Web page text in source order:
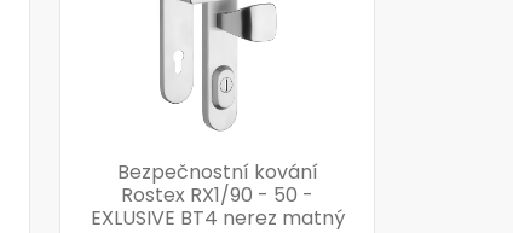
Bezpečnostní kování
Rostex RX1/90 - 50 -
EXLUSIVE BT4 nerez matný